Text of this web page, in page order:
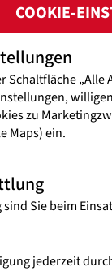
den ärmsten
in diesem
und ihnen
„Madre
Denn in
Solidaridad
mit einem
Leben zu
und
zu
COOKIE-
Schaltfläche
zu
Maps) ein.
Sie beim
jederzeit